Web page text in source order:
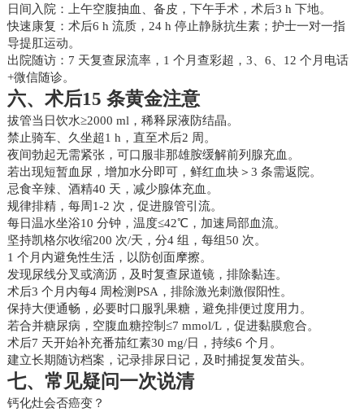
日间入院：上午空腹抽血、备皮，下午手术，术后3 h 下地。
快速康复：术后6 h 流质，24 h 停止静脉抗生素；护士一对一指
导提肛运动。
出院随访：7 天复查尿流率，1 个月查彩超，3、6、12 个月电话
+微信随诊。
六、术后15 条黄金注意
拔管当日饮水≥2000 ml，稀释尿液防结晶。
禁止骑车、久坐超1 h，直至术后2 周。
夜间勃起无需紧张，可口服非那雄胺缓解前列腺充血。
若出现短暂血尿，增加水分即可，鲜红血块＞3 条需返院。
忌食辛辣、酒精40 天，减少腺体充血。
规律排精，每周1-2 次，促进腺管引流。
每日温水坐浴10 分钟，温度≤42℃，加速局部血流。
坚持凯格尔收缩200 次/天，分4 组，每组50 次。
1 个月内避免性生活，以防创面摩擦。
发现尿线分叉或滴沥，及时复查尿道镜，排除黏连。
术后3 个月内每4 周检测PSA，排除激光刺激假阳性。
保持大便通畅，必要时口服乳果糖，避免排便过度用力。
若合并糖尿病，空腹血糖控制≤7 mmol/L，促进黏膜愈合。
术后7 天开始补充番茄红素30 mg/日，持续6 个月。
建立长期随访档案，记录排尿日记，及时捕捉复发苗头。
七、常见疑问一次说清
钙化灶会否癌变？